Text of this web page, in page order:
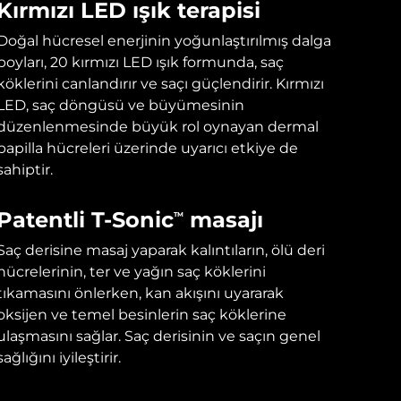
LED ışık terapisi
hücresel enerjinin yoğunlaştırılmış dalga
20 kırmızı LED ışık formunda, saç
canlandırır ve saçı güçlendirir. Kırmızı
saç döngüsü ve büyümesinin
büyük rol oynayan dermal
hücreleri üzerinde uyarıcı etkiye de
T-SonicTMmasajı
derisine masaj yaparak kalıntıların, ölü deri
ter ve yağın saç köklerini
önlerken, kan akışını uyararak
ve temel besinlerin saç köklerine
sağlar. Saç derisinin ve saçın genel
iyileştirir.